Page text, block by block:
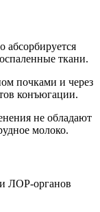
ткани.
почками и через
конъюгации.
не обладают
молоко.
и ЛОР-органов